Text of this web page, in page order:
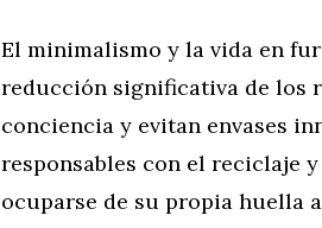
El minimalismo y la vida en
reducción significativa de los
conciencia y evitan envases
responsables con el reciclaje
ocuparse de su propia huella